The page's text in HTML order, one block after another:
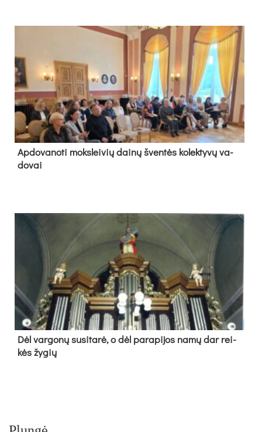
Ap­do­va­no­ti moks­lei­vių dai­nų šven­tės ko­lek­ty­vų va­
do­vai
Dėl var­go­nų su­si­ta­rė, o dėl pa­ra­pi­jos na­mų dar rei­
kės žy­gių